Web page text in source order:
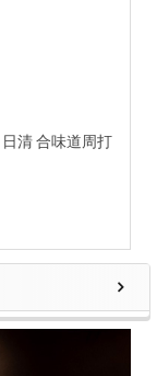
日清 合味道周打